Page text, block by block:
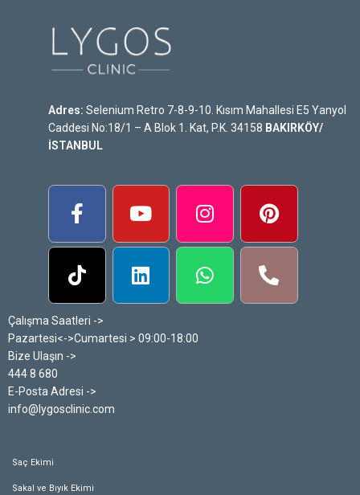
Adres: Selenium Retro 7-8-9-10. Kısım Mahallesi E5 Yanyol
Caddesi No:18/1 – A Blok 1. Kat, P.K. 34158 BAKIRKÖY/
İSTANBUL
Çalışma Saatleri ->
Pazartesi<->Cumartesi > 09:00-18:00
Bize Ulaşın ->
444 8 680
E-Posta Adresi ->
info@lygosclinic.com
Saç Ekimi
Sakal ve Bıyık Ekimi